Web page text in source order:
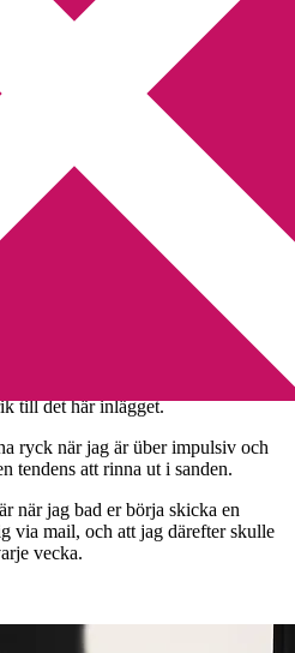
Impulsivitet jao!
till det här inlägget.
ryck när jag är über impulsiv och
tendens att rinna ut i sanden.
när jag bad er börja skicka en
via mail, och att jag därefter skulle
vecka.